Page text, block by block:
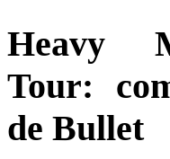
Heavy
Tour:
de Bullet